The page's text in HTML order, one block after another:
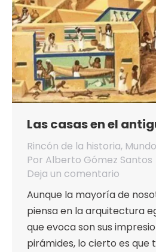
Las casas en el
Rincón de la historia,
Por Alberto Gómez Santos
Deja un comentario
Aunque la mayoría de
piensa en la arquitectura
que evoca son sus
pirámides, lo cierto es que